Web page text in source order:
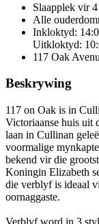
Slaapplek vir 4
Alle
Inkloktyd:
Uitkloktyd:
117 Oak
Beskrywing
117 on Oak is in
Victoriaanse huis uit
laan in Cullinan
voormalige
bekend vir die
Koningin Elizabeth
die verblyf is ideaal
oornaggaste.